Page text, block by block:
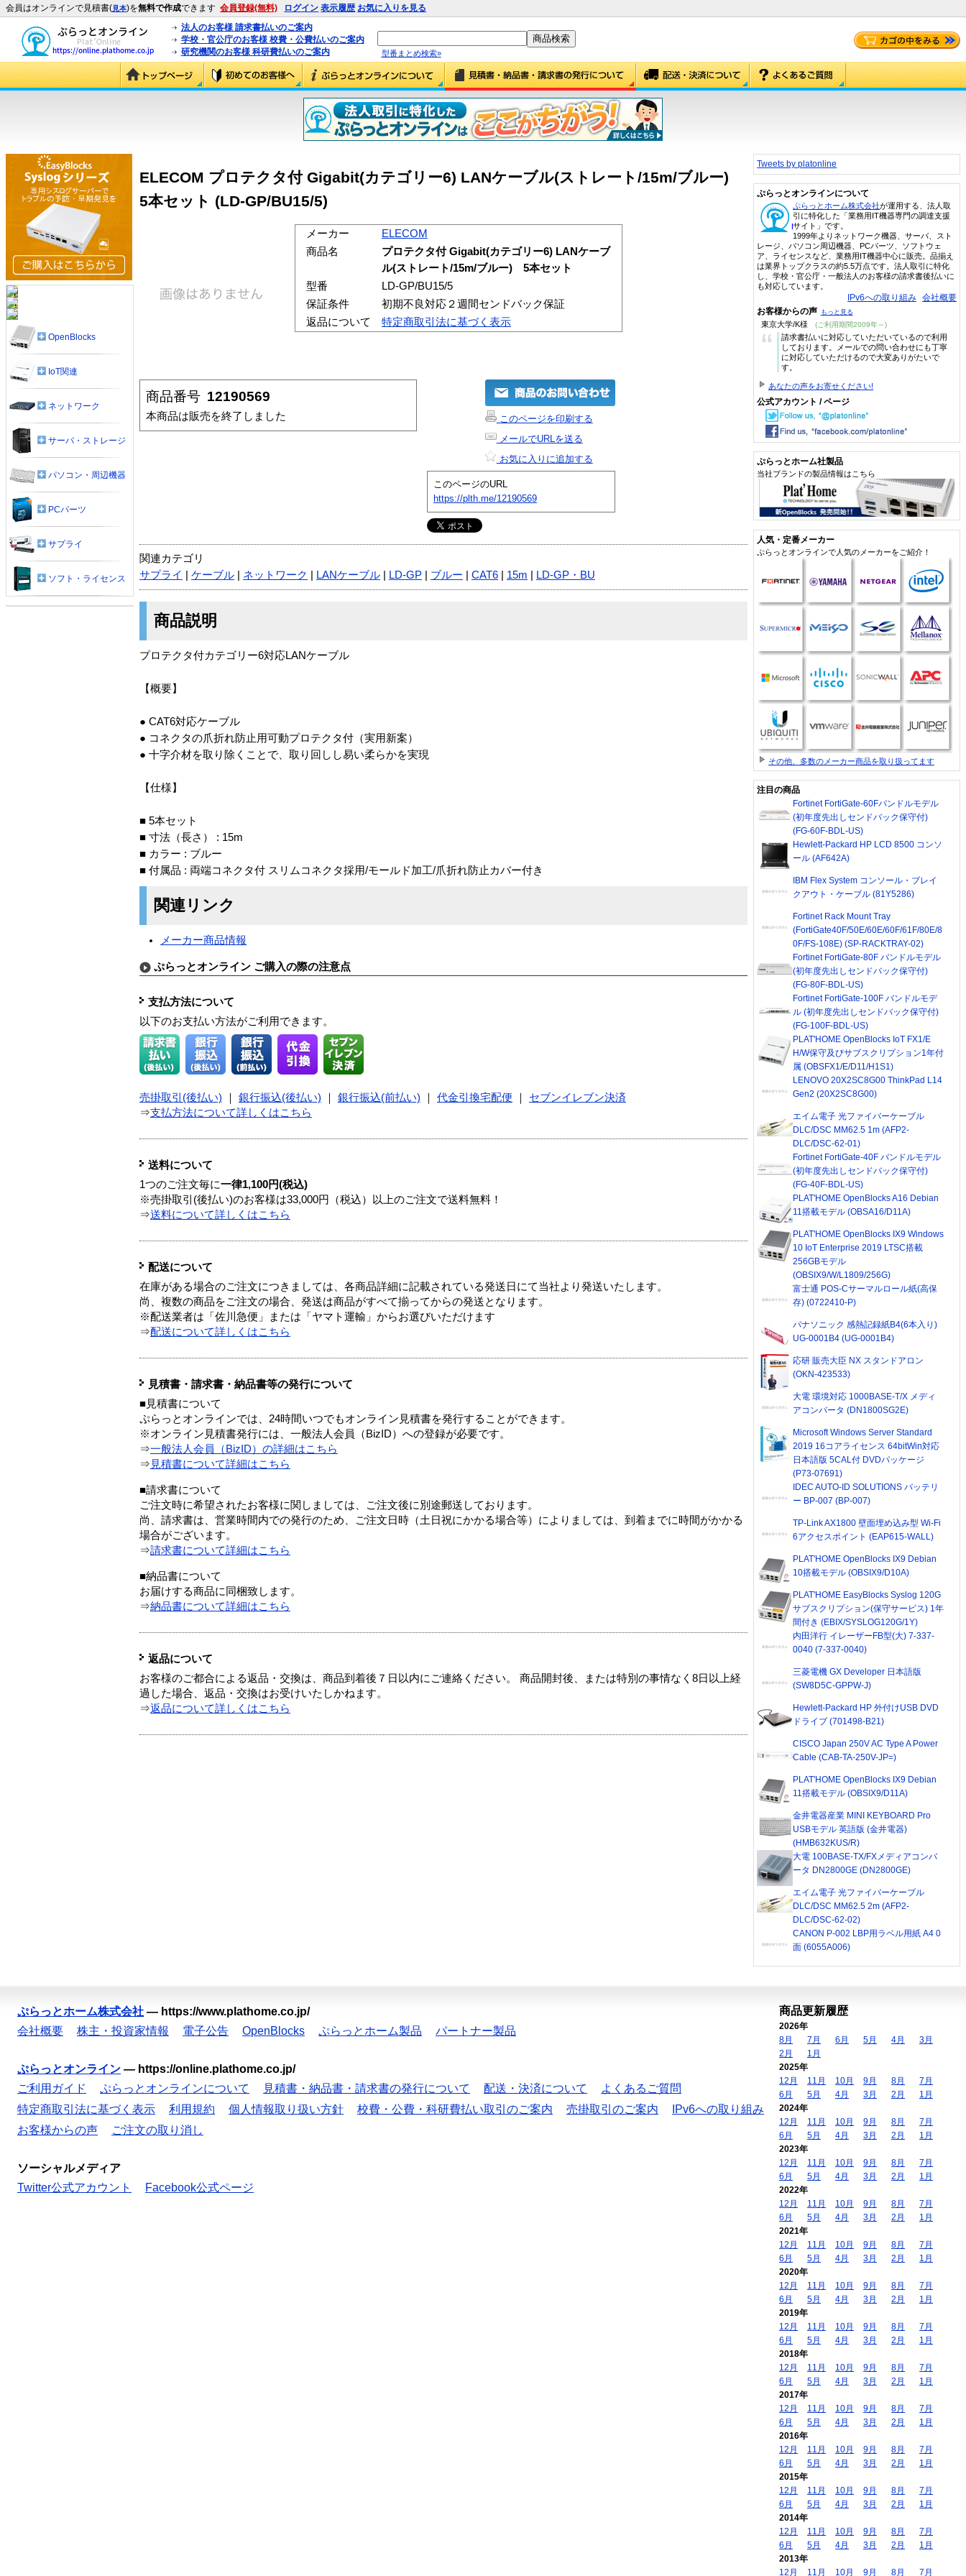
会員はオンラインで見積書(見本)を無料で作成できます 会員登録(無料) ログイン 表示履歴 お気に入りを見る
法人のお客様 請求書払いのご案内
学校・官公庁のお客様 校費・公費払いのご案内
研究機関のお客様 科研費払いのご案内
型番まとめ検索»
ELECOM プロテクタ付 Gigabit(カテゴリー6) LANケーブル(ストレート/15m/ブルー)
5本セット (LD-GP/BU15/5)
メーカー
ELECOM
商品名
プロテクタ付 Gigabit(カテゴリー6) LANケーブ
ル(ストレート/15m/ブルー) 5本セット
型番
LD-GP/BU15/5
保証条件
初期不良対応２週間センドバック保証
返品について
特定商取引法に基づく表示
商品番号 12190569
本商品は販売を終了しました
このページを印刷する
メールでURLを送る
お気に入りに追加する
このページのURL
https://plth.me/12190569
関連カテゴリ
サプライ
ケーブル ネットワーク LANケーブル LD-GP ブルー CAT6 15m LD-GP・BU
商品説明
プロテクタ付カテゴリー6対応LANケーブル
【概要】
● CAT6対応ケーブル
● コネクタの爪折れ防止用可動プロテクタ付（実用新案）
● 十字介材を取り除くことで、取り回しし易い柔らかを実現
【仕様】
■ 5本セット
■ 寸法（長さ） : 15m
■ カラー : ブルー
■ 付属品 : 両端コネクタ付 スリムコネクタ採用/モールド加工/爪折れ防止カバー付き
関連リンク
メーカー商品情報
ぷらっとオンライン ご購入の際の注意点
支払方法について
以下のお支払い方法がご利用できます。
売掛取引(後払い) 銀行振込(後払い) 銀行振込(前払い) 代金引換宅配便
セブンイレブン決済
⇒支払方法について詳しくはこちら
送料について
1つのご注文毎に一律1,100円(税込)
※売掛取引(後払い)のお客様は33,000円（税込）以上のご注文で送料無料！
⇒送料について詳しくはこちら
配送について
在庫がある場合のご注文につきましては、各商品詳細に記載されている発送日にて当社より発送いたします。
尚、複数の商品をご注文の場合、発送は商品がすべて揃ってからの発送となります。
※配送業者は「佐川急便」または「ヤマト運輸」からお選びいただけます
⇒配送について詳しくはこちら
見積書・請求書・納品書等の発行について
■見積書について
ぷらっとオンラインでは、24時間いつでもオンライン見積書を発行することができます。
※オンライン見積書発行には、一般法人会員（BizID）への登録が必要です。
⇒一般法人会員（BizID）の詳細はこちら
⇒ 見積書について詳細はこちら
■請求書について
ご注文時に希望されたお客様に関しましては、ご注文後に別途郵送しております。
尚、請求書は、営業時間内での発行のため、ご注文日時（土日祝にかかる場合等）によりましては、到着までに時間がかかる
場合がございます。
⇒請求書について詳細はこちら
■納品書について
お届けする商品に同梱致します。
⇒納品書について詳細はこちら
返品について
お客様のご都合による返品・交換は、商品到着後７日以内にご連絡ください。 商品開封後、または特別の事情なく8日以上経
過した場合、返品・交換はお受けいたしかねます。
⇒返品について詳しくはこちら
OpenBlocks
IoT関連
ネットワーク
サーバ・ストレージ
パソコン・周辺機器
PCパーツ
サプライ
ソフト・ライセンス
Tweets by platonline
ぷらっとオンラインについて
ぷらっとホーム株式会社が運用する、法人取
引に特化した「業務用IT機器専門の調達支援
サイト」です。
1999年よりネットワーク機器、サーバ、スト
レージ、パソコン周辺機器、PCパーツ、ソフトウェ
ア、ライセンスなど、業務用IT機器中心に販売。品揃え
は業界トップクラスの約5.5万点です。法人取引に特化
し、学校・官公庁・一般法人のお客様の請求書後払いに
も対応しています。
IPv6への取り組み 会社概要
お客様からの声 もっと見る
東京大学/K様 (ご利用期間2009年～)
“
請求書払いに対応していただいているので利用
しております。メールでの問い合わせにも丁寧
に対応していただけるので大変ありがたいで
す。
あなたの声をお寄せください!
公式アカウント / ページ
ぷらっとホーム社製品
当社ブランドの製品情報はこちら
人気・定番メーカー
ぷらっとオンラインで人気のメーカーをご紹介！
その他、多数のメーカー商品を取り扱ってます
注目の商品
Fortinet FortiGate-60Fバンドルモデル
(初年度先出しセンドバック保守付)
(FG-60F-BDL-US)
Hewlett-Packard HP LCD 8500 コンソ
ール (AF642A)
IBM Flex System コンソール・ブレイ
クアウト・ケーブル (81Y5286)
Fortinet Rack Mount Tray
(FortiGate40F/50E/60E/60F/61F/80E/8
0F/FS-108E) (SP-RACKTRAY-02)
Fortinet FortiGate-80F バンドルモデル
(初年度先出しセンドバック保守付)
(FG-80F-BDL-US)
Fortinet FortiGate-100F バンドルモデ
ル (初年度先出しセンドバック保守付)
(FG-100F-BDL-US)
PLAT'HOME OpenBlocks IoT FX1/E
H/W保守及びサブスクリプション1年付
属 (OBSFX1/E/D11/H1S1)
LENOVO 20X2SC8G00 ThinkPad L14
Gen2 (20X2SC8G00)
エイム電子 光ファイバーケーブル
DLC/DSC MM62.5 1m (AFP2-
DLC/DSC-62-01)
Fortinet FortiGate-40F バンドルモデル
(初年度先出しセンドバック保守付)
(FG-40F-BDL-US)
PLAT'HOME OpenBlocks A16 Debian
11搭載モデル (OBSA16/D11A)
PLAT'HOME OpenBlocks IX9 Windows
10 IoT Enterprise 2019 LTSC搭載
256GBモデル
(OBSIX9/W/L1809/256G)
富士通 POS-Cサーマルロール紙(高保
存) (0722410-P)
パナソニック 感熱記録紙B4(6本入り)
UG-0001B4 (UG-0001B4)
応研 販売大臣 NX スタンドアロン
(OKN-423533)
大電 環境対応 1000BASE-T/X メディ
アコンバータ (DN1800SG2E)
Microsoft Windows Server Standard
2019 16コアライセンス 64bitWin対応
日本語版 5CAL付 DVDパッケージ
(P73-07691)
IDEC AUTO-ID SOLUTIONS バッテリ
ー BP-007 (BP-007)
TP-Link AX1800 壁面埋め込み型 Wi-Fi
6アクセスポイント (EAP615-WALL)
PLAT'HOME OpenBlocks IX9 Debian
10搭載モデル (OBSIX9/D10A)
PLAT'HOME EasyBlocks Syslog 120G
サブスクリプション(保守サービス) 1年
間付き (EBIX/SYSLOG120G/1Y)
内田洋行 イレーザーFB型(大) 7-337-
0040 (7-337-0040)
三菱電機 GX Developer 日本語版
(SW8D5C-GPPW-J)
Hewlett-Packard HP 外付けUSB DVD
ドライブ (701498-B21)
CISCO Japan 250V AC Type A Power
Cable (CAB-TA-250V-JP=)
PLAT'HOME OpenBlocks IX9 Debian
11搭載モデル (OBSIX9/D11A)
金井電器産業 MINI KEYBOARD Pro
USBモデル 英語版 (金井電器)
(HMB632KUS/R)
大電 100BASE-TX/FXメディアコンバ
ータ DN2800GE (DN2800GE)
エイム電子 光ファイバーケーブル
DLC/DSC MM62.5 2m (AFP2-
DLC/DSC-62-02)
CANON P-002 LBP用ラベル用紙 A4 0
面 (6055A006)
ぷらっとホーム株式会社 — https://www.plathome.co.jp/
会社概要
株主・投資家情報 電子公告 OpenBlocks ぷらっとホーム製品 パートナー製品
ぷらっとオンライン — https://online.plathome.co.jp/
ご利用ガイド
ぷらっとオンラインについて 見積書・納品書・請求書の発行について 配送・決済について
よくあるご質問
特定商取引法に基づく表示
利用規約 個人情報取り扱い方針 校費・公費・科研費払い取引のご案内 売掛取引のご案内
IPv6への取り組み
お客様からの声
ご注文の取り消し
ソーシャルメディア
Twitter公式アカウント
Facebook公式ページ
商品更新履歴
2026年
8月
7月 6月 5月 4月
3月
2月
1月
2025年
12月
11月 10月 9月 8月
7月
6月
5月 4月 3月 2月
1月
2024年
12月
11月 10月 9月 8月
7月
6月
5月 4月 3月 2月
1月
2023年
12月
11月 10月 9月 8月
7月
6月
5月 4月 3月 2月
1月
2022年
12月
11月 10月 9月 8月
7月
6月
5月 4月 3月 2月
1月
2021年
12月
11月 10月 9月 8月
7月
6月
5月 4月 3月 2月
1月
2020年
12月
11月 10月 9月 8月
7月
6月
5月 4月 3月 2月
1月
2019年
12月
11月 10月 9月 8月
7月
6月
5月 4月 3月 2月
1月
2018年
12月
11月 10月 9月 8月
7月
6月
5月 4月 3月 2月
1月
2017年
12月
11月 10月 9月 8月
7月
6月
5月 4月 3月 2月
1月
2016年
12月
11月 10月 9月 8月
7月
6月
5月 4月 3月 2月
1月
2015年
12月
11月 10月 9月 8月
7月
6月
5月 4月 3月 2月
1月
2014年
12月
11月 10月 9月 8月
7月
6月
5月 4月 3月 2月
1月
2013年
12月
11月 10月 9月 8月 7月